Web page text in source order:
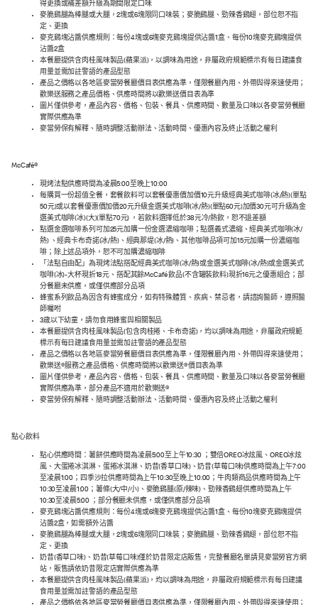
得更換或補差額升級為期間限定口味
麥脆鷄腿為棒腿或大腿，2塊或6塊限同口味裝；麥脆鷄腿、勁辣香鷄翅，部位恕不指
定、更換
麥克鷄塊沾醬供應規則：每份4塊或6塊麥克鷄塊提供沾醬1盒、每份10塊麥克鷄塊提供
沾醬2盒
本餐廳提供含肉桂風味製品(蘋果派)，以調味為用途，非屬政府規範標示有每日建議食
用量並需加註警語的產品型態
產品之價格以各地區麥當勞餐廳價目表供應為準，僅限餐廳內用、外帶與得來速使用；
歡樂送服務之產品價格、供應時間將以歡樂送價目表為準
圖片僅供參考，產品內容、價格、包裝、餐具、供應時間、數量及口味以各麥當勞餐廳
實際供應為準
麥當勞保有解釋、隨時調整活動辦法、活動時間、優惠內容及終止活動之權利
McCafé®
現烤法點供應時間為凌晨5:00至晚上10:00
每購買一份超值全餐，套餐飲料可以套餐優惠價加價10元升級經典美式咖啡(冰/熱)(單點
50元)或以套餐優惠價加價20元升級金選美式咖啡(冰/熱)(單點60元)加價30元可升級為金
選美式咖啡(冰)(大)(單點70元) ，若飲料選擇低於38元冷/熱飲，恕不退差額
點選金選咖啡系列可加25元加購一份金選濃縮咖啡；點選義式濃縮、經典美式咖啡(冰/
熱) 、經典卡布奇諾(冰/熱)、經典那堤(冰/熱)、其他咖啡品項可加15元加購一份濃縮咖
啡；除上述品項外，恕不可加購濃縮咖啡
「法點自由配」為現烤法點搭配經典美式咖啡(冰/熱)或金選美式咖啡(冰/熱)或金選美式
咖啡(冰)-大杯現折18元、搭配其餘McCafé 飲品(不含罐裝飲料)現折16元之優惠組合；部
分餐廳未供應，或僅供應部分品項
蜂蜜系列飲品為因含有蜂蜜成分，如有特殊體質、疾病、禁忌者，請諮詢醫師，遵照醫
師囑咐
3歲以下幼童，請勿食用蜂蜜與相關製品
本餐廳提供含肉桂風味製品(包含肉桂捲、卡布奇諾)，均以調味為用途，非屬政府規範
標示有每日建議食用量並需加註警語的產品型態
產品之價格以各地區麥當勞餐廳價目表供應為準，僅限餐廳內用、外帶與得來速使用；
歡樂送®服務之產品價格、供應時間將以歡樂送®價目表為準
圖片僅供參考，產品內容、價格、包裝、餐具、供應時間、數量及口味以各麥當勞餐廳
實際供應為準，部分產品不適用於歡樂送®
麥當勞保有解釋、隨時調整活動辦法、活動時間、優惠內容及終止活動之權利
點心飲料
點心供應時間：薯餅供應時間為凌晨5:00至上午10:30 ；雙倍OREO冰炫風、OREO冰炫
風、大蛋捲冰淇淋、蛋捲冰淇淋、奶昔(香草口味)、奶昔(草莓口味)供應時間為上午7:00
至凌晨1:00；四季沙拉供應時間為上午10:30至晚上10:00；牛肉類商品供應時間為上午
10:30至凌晨1:00；薯條(大/中/小)、麥脆鷄腿(原/辣味)、勁辣香鷄翅供應時間為上午
10:30至凌晨5:00 ；部分餐廳未供應，或僅供應部分品項
麥克鷄塊沾醬供應規則：每份4塊或6塊麥克鷄塊提供沾醬1盒、每份10塊麥克鷄塊提供
沾醬2盒，如需額外沾醬
麥脆鷄腿為棒腿或大腿，2塊或6塊限同口味裝；麥脆鷄腿、勁辣香鷄翅，部位恕不指
定、更換
奶昔(香草口味)、奶昔(草莓口味)僅於奶昔限定店販售，完整餐廳名單請見麥當勞官方網
站，販售請依奶昔限定店實際供應為準
本餐廳提供含肉桂風味製品(蘋果派)，均以調味為用途，非屬政府規範標示有每日建議
食用量並需加註警語的產品型態
產品之價格依各地區麥當勞餐廳價目表供應為準，僅限餐廳內用、外帶與得來速使用；